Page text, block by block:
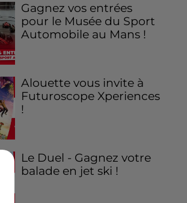
Gagnez vos entrées
pour le Musée du Sport
Automobile au Mans !
Alouette vous invite à
Futuroscope Xperiences
!
Le Duel - Gagnez votre
balade en jet ski !